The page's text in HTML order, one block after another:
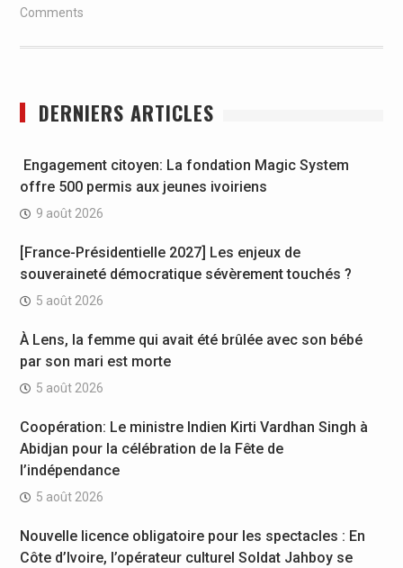
Comments
DERNIERS ARTICLES
Engagement citoyen: La fondation Magic System
offre 500 permis aux jeunes ivoiriens
9 août 2026
[France-Présidentielle 2027] Les enjeux de
souveraineté démocratique sévèrement touchés ?
5 août 2026
À Lens, la femme qui avait été brûlée avec son bébé
par son mari est morte
5 août 2026
Coopération: Le ministre Indien Kirti Vardhan Singh à
Abidjan pour la célébration de la Fête de
l’indépendance
5 août 2026
Nouvelle licence obligatoire pour les spectacles : En
Côte d’Ivoire, l’opérateur culturel Soldat Jahboy se